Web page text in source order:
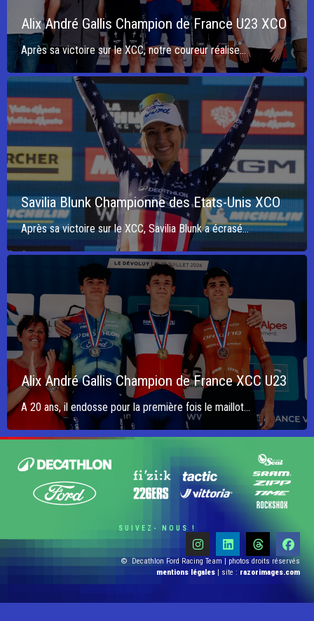
Alix André Gallis Champion de France U23 XCO
Après sa victoire sur le XCC, notre coureur réalise...
Savilia Blunk Championne des Etats-Unis XCO
Après sa victoire sur le XCC, Savilia Blunk a écrasé...
Alix André Gallis Champion de France XCC U23
A 20 ans, il endosse pour la première fois le maillot...
SUIVEZ- NOUS !
© Decathlon Ford Racing Team | photos droits réservés
mentions légales | site : razorimages.com